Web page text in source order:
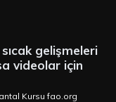
gelişmeleri
videolar için
Kursu fao.org